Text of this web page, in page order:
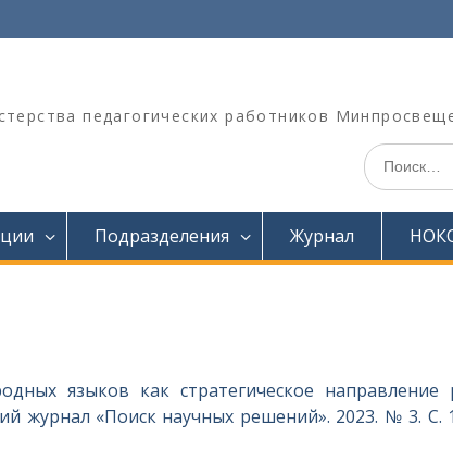
педагогических работников
Искать:
Подразделения Журнал
языков как стратегическое направление
журнал «Поиск научных решений». 2023. № 3. С.